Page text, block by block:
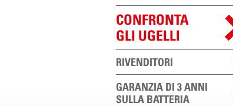
CONFRONTA
GLI UGELLI
RIVENDITORI
GARANZIA DI 3 ANNI
SULLA BATTERIA